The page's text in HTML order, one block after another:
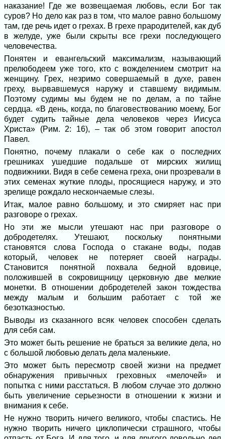
наказание! Где же возвещаемая любовь, если Бог так
суров? Но дело как раз в том, что малое равно большому
там, где речь идет о грехах. В грехе прародителей, как дуб
в желуде, уже были скрыты все грехи последующего
человечества.
Понятен и евангельский максимализм, называющий
прелюбодеем уже того, кто с вожделением смотрит на
женщину. Грех, незримо совершаемый в духе, равен
греху, вырвавшемуся наружу и ставшему видимым.
Поэтому судимы мы будем не по делам, а по тайне
сердца. «В день, когда, по благовествованию моему, Бог
будет судить тайные дела человеков через Иисуса
Христа» (Рим. 2: 16), – так об этом говорит апостол
Павел.
Понятно, почему плакали о себе как о последних
грешниках ушедшие подальше от мирских жилищ
подвижники. Видя в себе семена греха, они прозревали в
этих семенах жуткие плоды, просящиеся наружу, и это
зрелище рождало нескончаемые слезы.
Итак, малое равно большому, и это смиряет нас при
разговоре о грехах.
Но эти же мысли утешают нас при разговоре о
добродетелях. Утешают, поскольку понятными
становятся слова Господа о стакане воды, подав
который, человек не потеряет своей награды.
Становится понятной похвала бедной вдовице,
положившей в сокровищницу церковную две мелкие
монетки. В отношении добродетелей закон тождества
между малым и большим работает с той же
безотказностью.
Выводы из сказанного всяк человек способен сделать
для себя сам.
Это может быть решение не браться за великие дела, но
с большой любовью делать дела маленькие.
Это может быть пересмотр своей жизни на предмет
обнаружения привычных греховных «мелочей» и
попытка с ними расстаться. В любом случае это должно
быть увеличение серьезности в отношении к жизни и
внимания к себе.
Не нужно творить ничего великого, чтобы спастись. Не
нужно творить ничего циклопически страшного, чтобы